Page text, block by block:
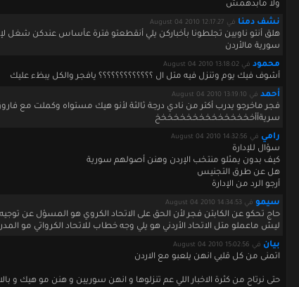
ولا مابدهمش
نشف دمنا في August 04 2010 12:17:27
هلق أنتو ناويين تجلطونا بأخباركن يلي أنقطعتو فترة عأساس عندكن شغل
سورية مالأردن
محمود في August 04 2010 13:18:02
أشوف فيك يوم وتنزل فيه متل ال ؟؟؟؟؟؟؟؟؟؟؟؟؟ يافجر والكل يبظء عليك
أحمد في August 04 2010 13:19:10
فجر ماخرجو يدرب أكتر من نادي درجة ثالثة لأنو هيك مستواه وكملت مع
سريةأأخخخخخخخخخخخخخخخخ
رامي في August 04 2010 14:32:56
سؤال للإدارة
كيف بدون يمثلو منتخب الإردن وهنن أصولهم سورية
هل عن طرق التجنيس
أرجو الرد من الإدارة
سيمو في August 04 2010 14:34:53
حاج تحكو عن الكابتن فجر لأن الحق على الاتحاد الكروي هو المسؤل عن
ليش ماعملو متل الاتحاد الأردني هو يلي وجه خطاب للاتحاد الكرواتي مو
بيان في August 04 2010 15:02:56
اتمنى من كل قلبي انهن يلعبو مع الاردن
حتى نرتاح من كثرة الاخبار اللي عم تنزلوها و انهن سوريين و هنن مو هيك و